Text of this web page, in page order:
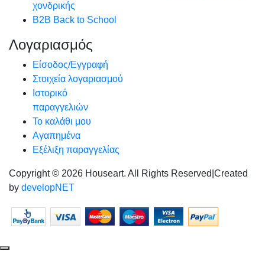
χονδρικής
B2B Back to School
Λογαριασμός
Είσοδος/Εγγραφή
Στοιχεία λογαριασμού
Ιστορικό
παραγγελιών
Το καλάθι μου
Αγαπημένα
Εξέλιξη παραγγελίας
Copyright © 2026 Houseart. All Rights Reserved Created
by developNET